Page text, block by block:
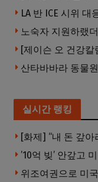
[제이슨 오 건강칼
산타바바라 동물
실시간 랭킹